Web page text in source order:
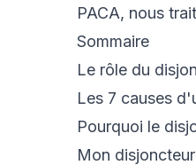
PACA, nous
Sommaire
Le rôle du
Les 7 causes
Pourquoi le
Mon